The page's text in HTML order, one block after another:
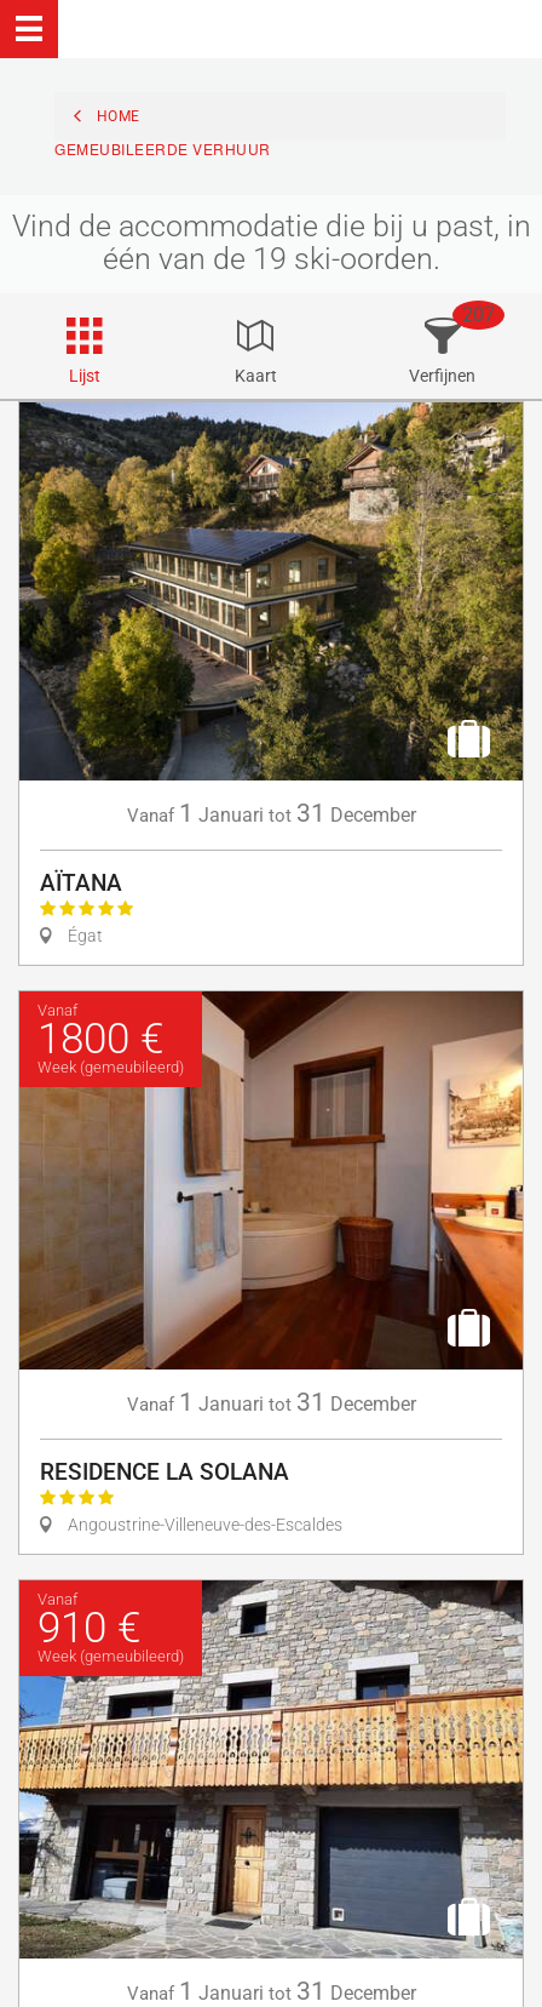
HOME
GEMEUBILEERDE VERHUUR
Vind de accommodatie die bij u past, in
één van de 19 ski-oorden.
Lijst Kaart Verfijnen
207
Vanaf 1 Januari tot 31 December
AÏTANA
Égat
Vanaf
1800 €
Week (gemeubileerd)
Vanaf 1 Januari tot 31 December
RESIDENCE LA SOLANA
Angoustrine-Villeneuve-des-Escaldes
Vanaf
910 €
Week (gemeubileerd)
Vanaf 1 Januari tot 31 December